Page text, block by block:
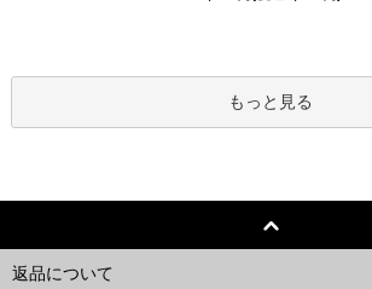
もっと見る
返品について